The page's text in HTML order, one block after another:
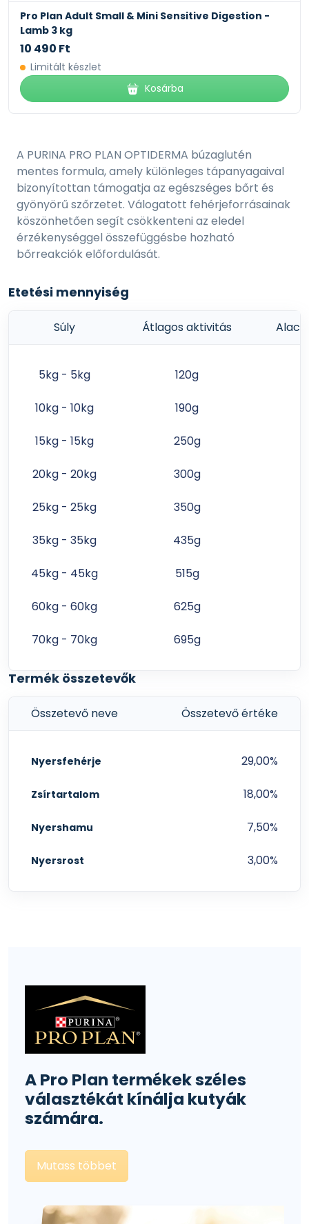
Pro Plan Adult Small & Mini Sensitive Digestion -
Lamb 3 kg
10 490 Ft
Limitált készlet
Kosárba
A PURINA PRO PLAN OPTIDERMA búzaglutén
mentes formula, amely különleges tápanyagaival
bizonyítottan támogatja az egészséges bőrt és
gyönyörű szőrzetet. Válogatott fehérjeforrásainak
köszönhetően segít csökkenteni az eledel
érzékenységgel összefüggésbe hozható
bőrreakciók előfordulását.
Etetési mennyiség
Súly Átlagos aktivitás
5kg - 5kg 120g
10kg - 10kg 190g
15kg - 15kg 250g
20kg - 20kg 300g
25kg - 25kg 350g
35kg - 35kg 435g
45kg - 45kg 515g
60kg - 60kg 625g
70kg - 70kg 695g
Termék összetevők
Összetevő neve Összetevő értéke
Nyersfehérje 29,00%
Zsírtartalom 18,00%
Nyershamu 7,50%
Nyersrost 3,00%
A Pro Plan termékek széles
választékát kínálja kutyák
számára.
Mutass többet